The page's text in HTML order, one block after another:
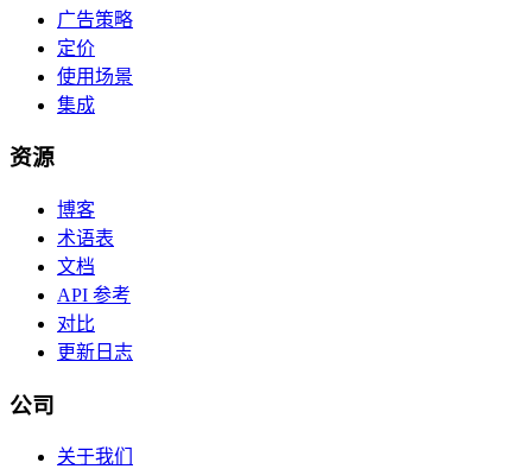
广告策略
定价
使用场景
集成
资源
博客
术语表
文档
API 参考
对比
更新日志
公司
关于我们